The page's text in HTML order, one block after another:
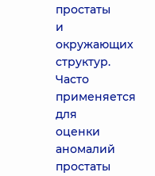
простаты
и
окружающих
структур.
Часто
применяется
для
оценки
аномалий
простаты